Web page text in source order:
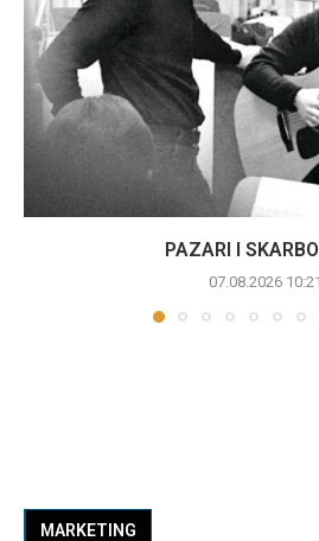
PAZARI I
07.08.2026 10:21
MARKETING